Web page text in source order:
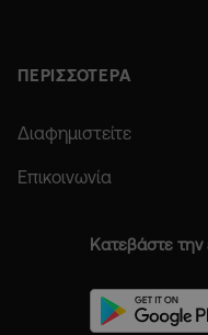
ΠΕΡΙΣΣΟΤΕΡΑ
Διαφημιστείτε
Επικοινωνία
Κατεβάστε